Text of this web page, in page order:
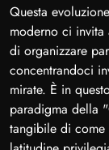
Questa
moderno ci invita
di organizzare
concentrandoci
mirate. È in
paradigma della
tangibile di come